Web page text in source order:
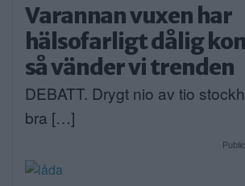
Varannan vuxen har
hälsofarligt dålig
så vänder vi trenden
DEBATT. Drygt nio av tio
bra […]